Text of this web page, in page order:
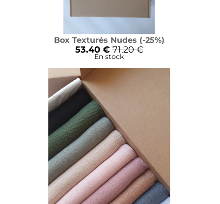
Box Texturés Nudes (-25%)
53.40 € 71.20 €
En stock